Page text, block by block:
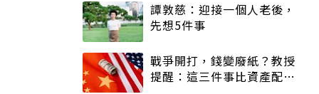
譚敦慈：迎接一個人老後，
先想5件事
戰爭開打，錢變廢紙？教授
提醒：這三件事比資產配置